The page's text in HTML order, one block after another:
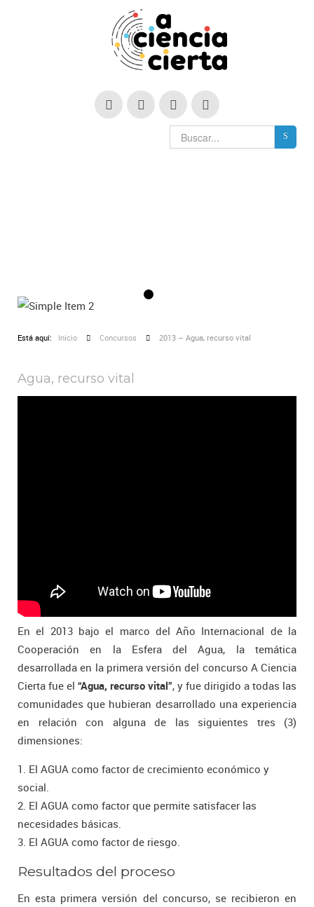
Está aquí: Inicio Concursos 2013 – Agua, recurso vital
Agua, recurso vital
En el 2013 bajo el marco del Año Internacional de la
Cooperación en la Esfera del Agua, la temática
desarrollada en la primera versión del concurso A Ciencia
Cierta fue el “Agua, recurso vital”, y fue dirigido a todas las
comunidades que hubieran desarrollado una experiencia
en relación con alguna de las siguientes tres (3)
dimensiones:
1. El AGUA como factor de crecimiento económico y
social.
2. El AGUA como factor que permite satisfacer las
necesidades básicas.
3. El AGUA como factor de riesgo.
Resultados del proceso
En esta primera versión del concurso, se recibieron en